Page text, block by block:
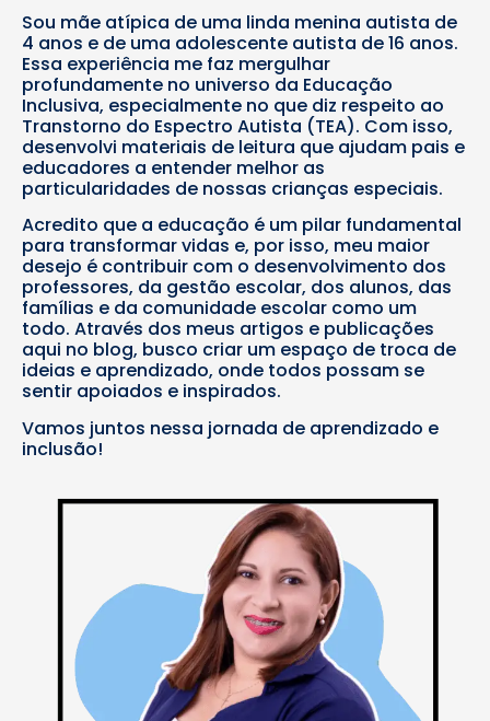
Sou mãe atípica de uma linda menina autista de
4 anos e de uma adolescente autista de 16 anos.
Essa experiência me faz mergulhar
profundamente no universo da Educação
Inclusiva, especialmente no que diz respeito ao
Transtorno do Espectro Autista (TEA). Com isso,
desenvolvi materiais de leitura que ajudam pais e
educadores a entender melhor as
particularidades de nossas crianças especiais.
Acredito que a educação é um pilar fundamental
para transformar vidas e, por isso, meu maior
desejo é contribuir com o desenvolvimento dos
professores, da gestão escolar, dos alunos, das
famílias e da comunidade escolar como um
todo. Através dos meus artigos e publicações
aqui no blog, busco criar um espaço de troca de
ideias e aprendizado, onde todos possam se
sentir apoiados e inspirados.
Vamos juntos nessa jornada de aprendizado e
inclusão!